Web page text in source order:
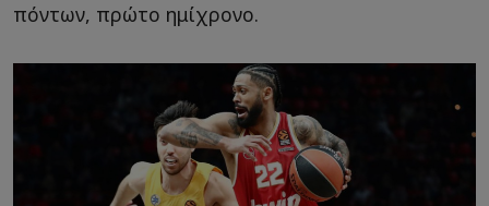
πόντων, πρώτο ημίχρονο.